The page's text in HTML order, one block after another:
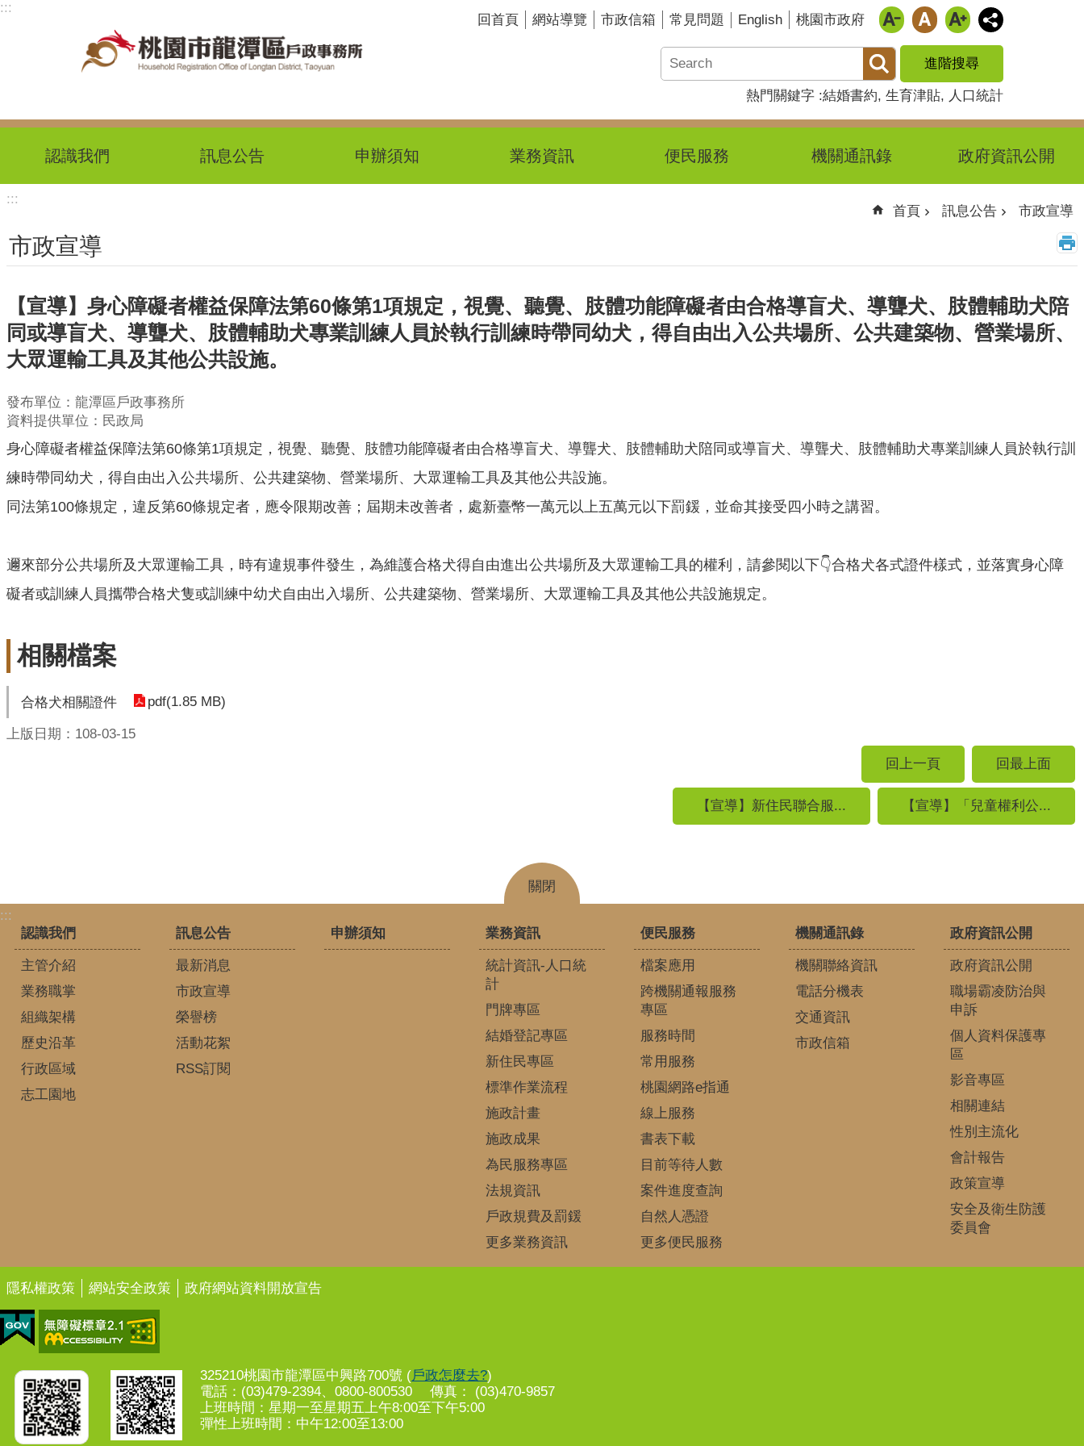
跳到主要內容區塊
:::
回首頁 網站導覽 市政信箱 常見問題 English 桃園市政府
進階搜尋
熱門關鍵字 結婚書約 生育津貼 人口統計
認識我們 訊息公告 申辦須知 業務資訊 便民服務 機關通訊錄 政府資訊公開
:::
首頁 訊息公告 市政宣導
市政宣導
【宣導】身心障礙者權益保障法第60條第1項規定，視覺、聽覺、肢體功能障礙者由合格導盲犬、導聾犬、肢體輔助犬陪
同或導盲犬、導聾犬、肢體輔助犬專業訓練人員於執行訓練時帶同幼犬，得自由出入公共場所、公共建築物、營業場所、
大眾運輸工具及其他公共設施。
發布單位：龍潭區戶政事務所
資料提供單位：民政局
身心障礙者權益保障法第60條第1項規定，視覺、聽覺、肢體功能障礙者由合格導盲犬、導聾犬、肢體輔助犬陪同或導盲犬、導聾犬、肢體輔助犬專業訓練人員於執行訓
練時帶同幼犬，得自由出入公共場所、公共建築物、營業場所、大眾運輸工具及其他公共設施。
同法第100條規定，違反第60條規定者，應令限期改善；屆期未改善者，處新臺幣一萬元以上五萬元以下罰鍰，並命其接受四小時之講習。
邇來部分公共場所及大眾運輸工具，時有違規事件發生，為維護合格犬得自由進出公共場所及大眾運輸工具的權利，請參閱以下👇合格犬各式證件樣式，並落實身心障
礙者或訓練人員攜帶合格犬隻或訓練中幼犬自由出入場所、公共建築物、營業場所、大眾運輸工具及其他公共設施規定。
相關檔案
合格犬相關證件 pdf(1.85 MB)
上版日期：108-03-15
回上一頁
回最上面
【宣導】新住民聯合服... 【宣導】「兒童權利公...
關閉
:::
認識我們
主管介紹
業務職掌
組織架構
歷史沿革
行政區域
志工園地
訊息公告
最新消息
市政宣導
榮譽榜
活動花絮
RSS訂閱
申辦須知 業務資訊
統計資訊-人口統
計
門牌專區
結婚登記專區
新住民專區
標準作業流程
施政計畫
施政成果
為民服務專區
法規資訊
戶政規費及罰鍰
更多業務資訊
便民服務
檔案應用
跨機關通報服務
專區
服務時間
常用服務
桃園網路e指通
線上服務
書表下載
目前等待人數
案件進度查詢
自然人憑證
更多便民服務
機關通訊錄
機關聯絡資訊
電話分機表
交通資訊
市政信箱
政府資訊公開
政府資訊公開
職場霸凌防治與
申訴
個人資料保護專
區
影音專區
相關連結
性別主流化
會計報告
政策宣導
安全及衛生防護
委員會
隱私權政策 網站安全政策 政府網站資料開放宣告
325210桃園市龍潭區中興路700號 (戶政怎麼去?)
電話：(03)479-2394、0800-800530 傳真： (03)470-9857
上班時間：星期一至星期五上午8:00至下午5:00
彈性上班時間：中午12:00至13:00